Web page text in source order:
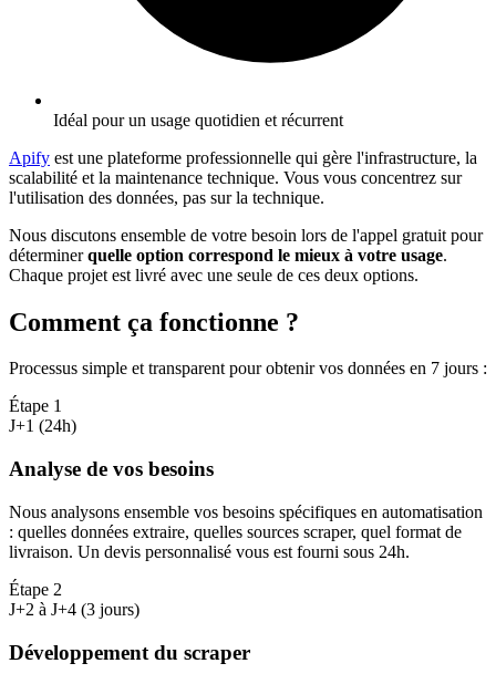
Idéal pour un usage quotidien et récurrent
Apify est une plateforme professionnelle qui gère l'infrastructure, la
scalabilité et la maintenance technique. Vous vous concentrez sur
l'utilisation des données, pas sur la technique.
Nous discutons ensemble de votre besoin lors de l'appel gratuit pour
déterminerquelle option correspond le mieux à votre usage.
Chaque projet est livré avec une seule de ces deux options.
Comment ça fonctionne ?
Processus simple et transparent pour obtenir vos données en 7 jours :
Étape 1
J+1 (24h)
Analyse de vos besoins
Nous analysons ensemble vos besoins spécifiques en automatisation
: quelles données extraire, quelles sources scraper, quel format de
livraison. Un devis personnalisé vous est fourni sous 24h.
Étape 2
J+2 à J+4 (3 jours)
Développement du scraper